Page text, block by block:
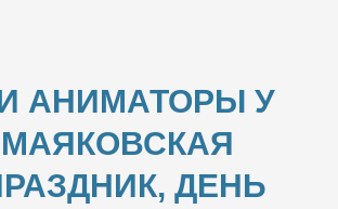
АНИМАТОРЫ У
ДЕНЬ